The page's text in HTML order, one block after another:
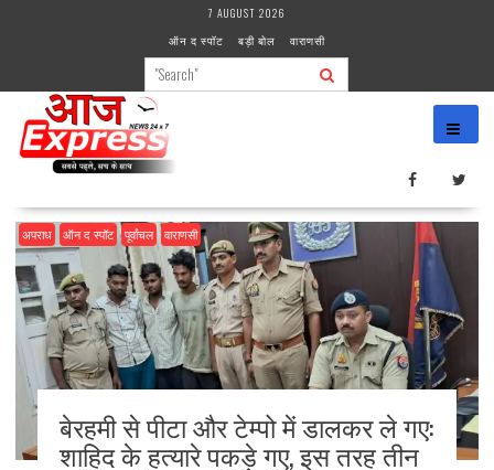
7 AUGUST 2026
ऑन द स्पॉट
बड़ी बोल वाराणसी
अपराध ऑन द स्पॉट पूर्वांचल वाराणसी
बेरहमी से पीटा और टेम्पो में डालकर ले गए:
शाहिद के हत्यारे पकड़े गए, इस तरह तीन